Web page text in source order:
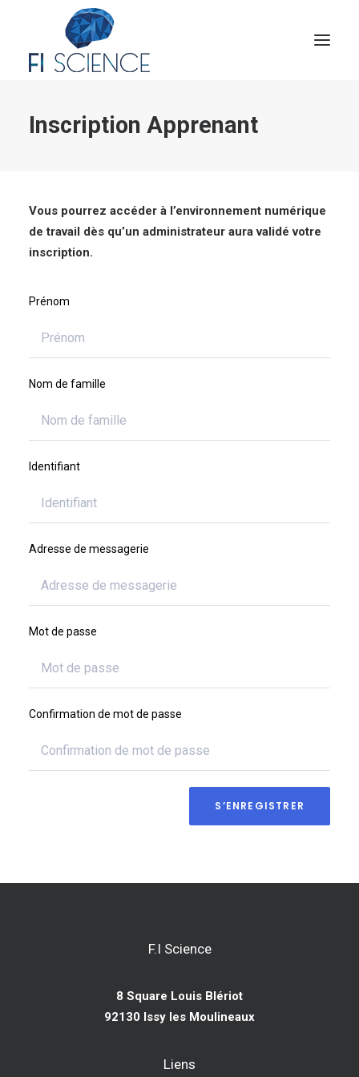
Conseil
Congrès Français de TIP
Contact
Inscription Apprenant
Vous pourrez accéder à l’environnement numérique
de travail dès qu’un administrateur aura validé votre
inscription.
Prénom
Nom de famille
Identifiant
Adresse de messagerie
Mot de passe
Confirmation de mot de passe
S’ENREGISTRER
F.I Science
8 Square Louis Blériot
92130 Issy les Moulineaux
Liens